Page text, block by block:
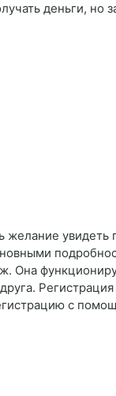
деньги, но
желание увидеть
Она
с